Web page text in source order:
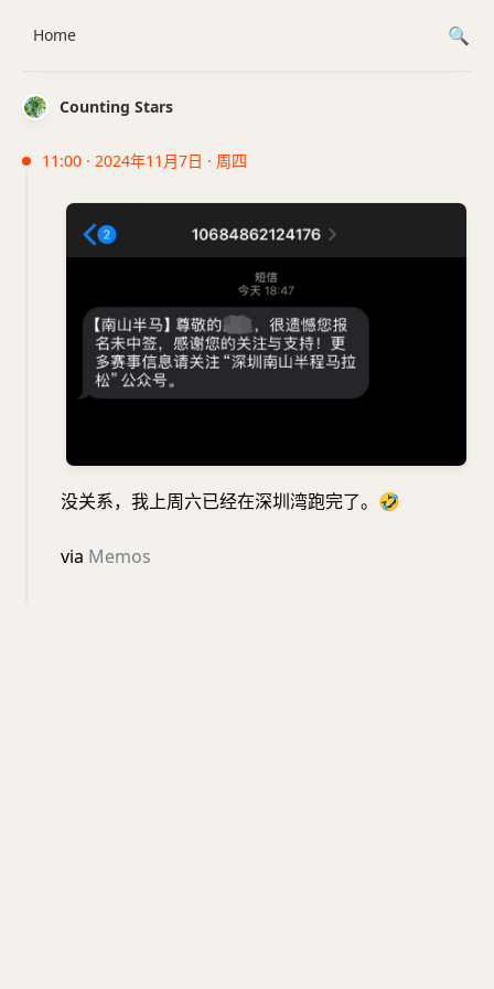
Counting Stars
11:00 · 2024年11月7日 · 周四
没关系，我上周六已经在深圳湾跑完了。 🤣
via Memos
Home